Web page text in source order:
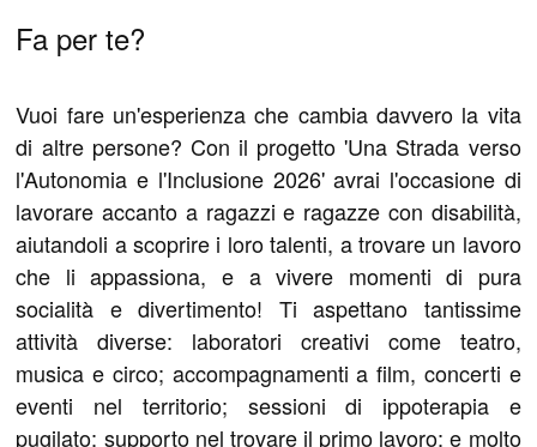
Fa per te?
Vuoi fare un'esperienza che cambia davvero la vita
di altre persone? Con il progetto 'Una Strada verso
l'Autonomia e l'Inclusione 2026' avrai l'occasione di
lavorare accanto a ragazzi e ragazze con disabilità,
aiutandoli a scoprire i loro talenti, a trovare un lavoro
che li appassiona, e a vivere momenti di pura
socialità e divertimento! Ti aspettano tantissime
attività diverse: laboratori creativi come teatro,
musica e circo; accompagnamenti a film, concerti e
eventi nel territorio; sessioni di ippoterapia e
pugilato; supporto nel trovare il primo lavoro; e molto